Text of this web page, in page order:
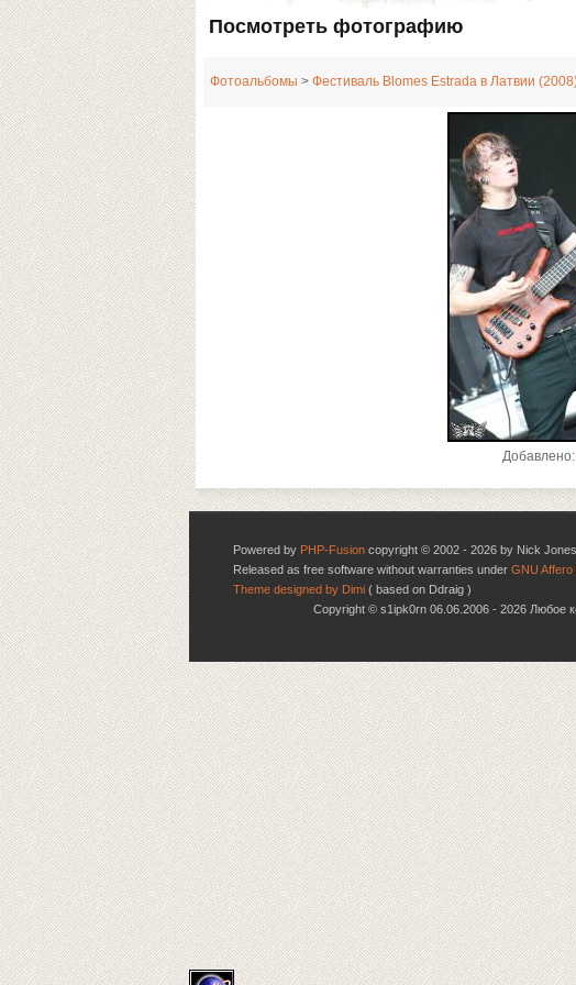
Посмотреть фотографию
Фотоальбомы > Фестиваль Blomes Estrada в Латвии
Добавлено:
Powered by PHP-Fusion copyright © 2002 - 2026 by Nick Jones.
Released as free software without warranties under GNU Affero
Theme designed by Dimi ( based on Ddraig )
Copyright © s1ipk0rn 06.06.2006 - 2026 Любое